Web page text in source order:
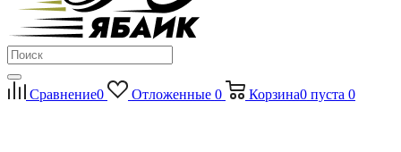
Сравнение0 Отложенные 0 Корзина0 пуста 0